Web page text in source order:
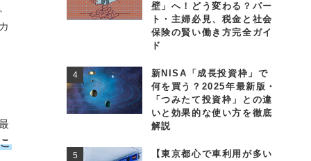
壁」へ！どう変わる？パー
ト・主婦必見、税金と社会
保険の賢い働き方完全ガイ
ド
新NISA「成長投資枠」で
何を買う？2025年最新版・
「つみたて投資枠」との違
いと効果的な使い方を徹底
解説
【東京都心で車利用が多い